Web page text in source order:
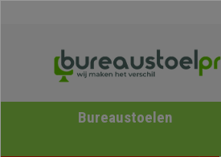
Bureaustoelen